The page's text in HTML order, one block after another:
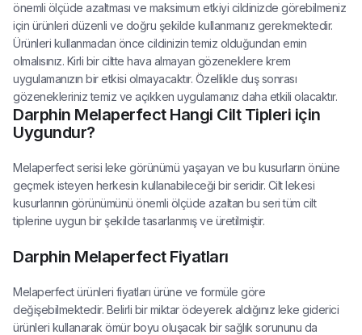
önemli ölçüde azaltması ve maksimum etkiyi cildinizde görebilmeniz
için ürünleri düzenli ve doğru şekilde kullanmanız gerekmektedir.
Ürünleri kullanmadan önce cildinizin temiz olduğundan emin
olmalısınız. Kirli bir ciltte hava almayan gözeneklere krem
uygulamanızın bir etkisi olmayacaktır. Özellikle duş sonrası
gözenekleriniz temiz ve açıkken uygulamanız daha etkili olacaktır.
Darphin Melaperfect Hangi Cilt Tipleri için
Uygundur?
Melaperfect serisi leke görünümü yaşayan ve bu kusurların önüne
geçmek isteyen herkesin kullanabileceği bir seridir. Cilt lekesi
kusurlarının görünümünü önemli ölçüde azaltan bu seri tüm cilt
tiplerine uygun bir şekilde tasarlanmış ve üretilmiştir.
Darphin Melaperfect Fiyatları
Melaperfect ürünleri fiyatları ürüne ve formüle göre
değişebilmektedir. Belirli bir miktar ödeyerek aldığınız leke giderici
ürünleri kullanarak ömür boyu oluşacak bir sağlık sorununu da